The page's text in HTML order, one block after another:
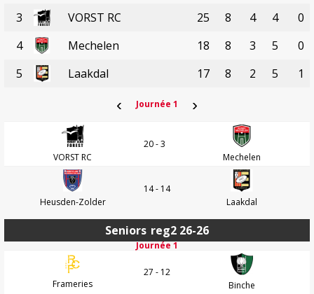
3
VORST RC 25 8 4 4
0
4
Mechelen 18 8 3 5
0
5
Laakdal 17 8 2 5 1
‹ Journée 1 ›
VORST RC
20 - 3
Mechelen
Heusden-Zolder
14 - 14
Laakdal
Seniors reg2 26-26
Journée 1
Frameries
27 - 12
Binche